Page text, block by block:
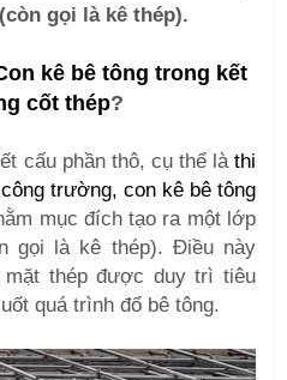
gọi là kê thép).
kê bê tông trong kết
cốt thép?
cấu phần thô, cụ thể là thi
trường, con kê bê tông
mục đích tạo ra một lớp
gọi là kê thép). Điều này
thép được duy trì tiêu
quá trình đổ bê tông.